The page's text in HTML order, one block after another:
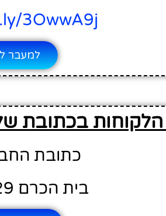
3OwwA9j
למעבר
הלקוחות בכתובת
כתובת
בית הכרם 29, ירושליים